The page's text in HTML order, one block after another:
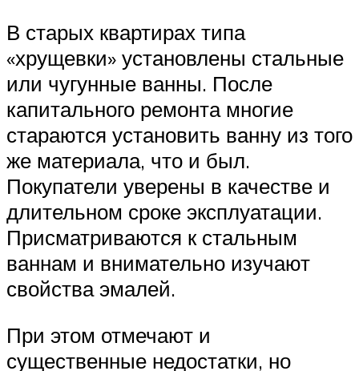
В старых квартирах типа
«хрущевки» установлены стальные
или чугунные ванны. После
капитального ремонта многие
стараются установить ванну из того
же материала, что и был.
Покупатели уверены в качестве и
длительном сроке эксплуатации.
Присматриваются к стальным
ваннам и внимательно изучают
свойства эмалей.
При этом отмечают и
существенные недостатки, но